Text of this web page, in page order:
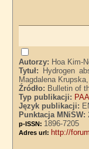
Autorzy: Hoa Kim-
Tytuł:
Hydrogen
Magdalena
Źródło: Bulletin of
Typ publikacji: PAA
Język publikacji:
Punktacja MNiSW:
p-ISSN: 1896-7205
Adres url: http://